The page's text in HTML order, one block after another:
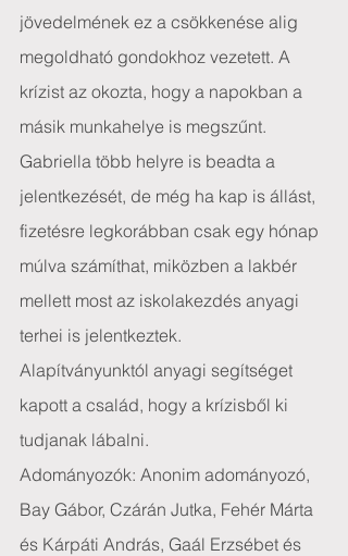
jövedelmének ez a csökkenése alig
megoldható gondokhoz vezetett. A
krízist az okozta, hogy a napokban a
másik munkahelye is megszűnt.
Gabriella több helyre is beadta a
jelentkezését, de még ha kap is állást,
fizetésre legkorábban csak egy hónap
múlva számíthat, miközben a lakbér
mellett most az iskolakezdés anyagi
terhei is jelentkeztek.
Alapítványunktól anyagi segítséget
kapott a család, hogy a krízisből ki
tudjanak lábalni.
Adományozók: Anonim adományozó,
Bay Gábor, Czárán Jutka, Fehér Márta
és Kárpáti András, Gaál Erzsébet és